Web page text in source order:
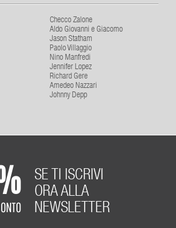
Checco Zalone
Aldo Giovanni e Giacomo
Jason Statham
Paolo Villaggio
Nino Manfredi
Jennifer Lopez
Richard Gere
Amedeo Nazzari
Johnny Depp
SE TI ISCRIVI
ORA ALLA
NEWSLETTER